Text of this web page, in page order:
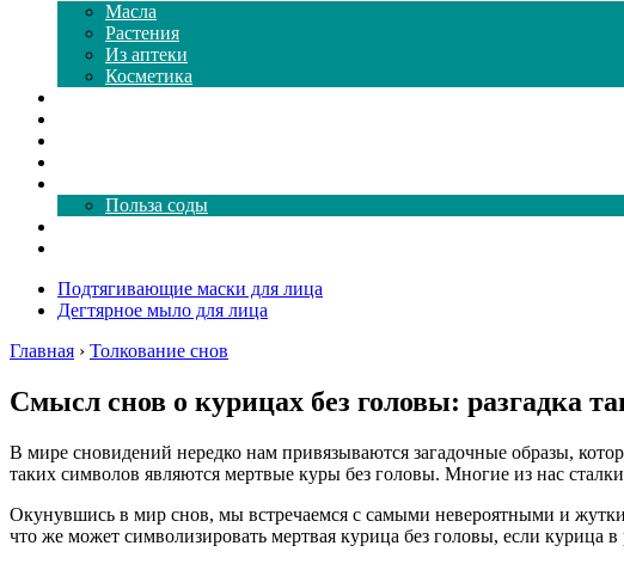
Масла
Растения
Из аптеки
Косметика
Польза соды
Подтягивающие маски для лица
Дегтярное мыло для лица
Главная › Толкование снов
Смысл снов о курицах без головы: разгадка
В мире сновидений нередко нам привязываются загадочные образы,
таких символов являются мертвые куры без головы. Многие из нас
Окунувшись в мир снов, мы встречаемся с самыми невероятными и
что же может символизировать мертвая курица без головы, если